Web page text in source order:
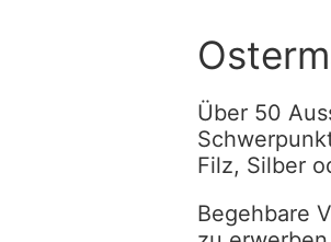
Über 50
Filz, Silber
Begehbare